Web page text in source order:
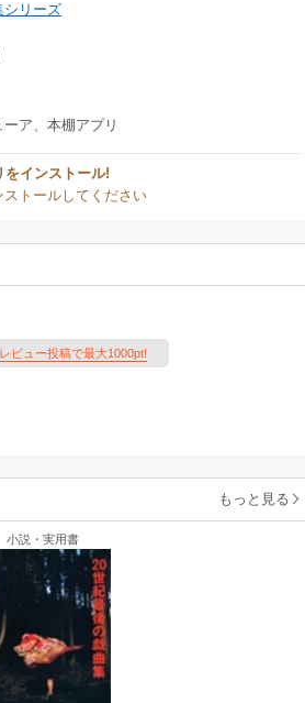
シリーズ
ア、本棚アプリ
をインストール!
ストールしてください
レビュー投稿で最大1000pt!
もっと見る
小説・実用書